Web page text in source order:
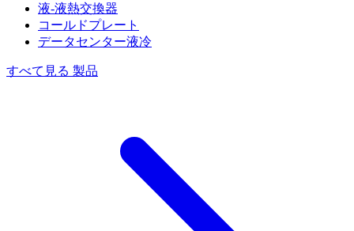
液-液熱交換器
コールドプレート
データセンター液冷
すべて見る 製品